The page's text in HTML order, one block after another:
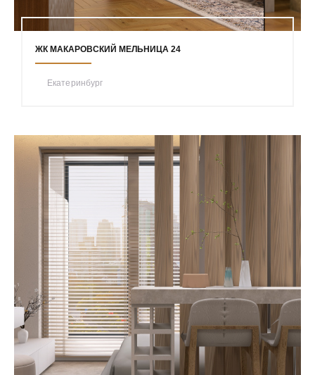
ЖК МАКАРОВСКИЙ МЕЛЬНИЦА 24
Екатеринбург